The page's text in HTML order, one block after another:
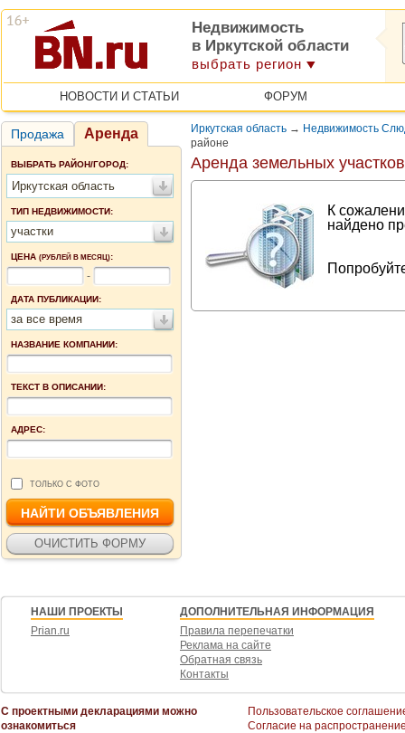
Недвижимость
в Иркутской области
выбрать регион
НОВОСТИ И СТАТЬИ ФОРУМ
Продажа Аренда
ВЫБРАТЬ РАЙОН/ГОРОД:
Иркутская область
ТИП НЕДВИЖИМОСТИ:
участки
ЦЕНА (РУБЛЕЙ В МЕСЯЦ):
-
ДАТА ПУБЛИКАЦИИ:
за все время
НАЗВАНИЕ КОМПАНИИ:
ТЕКСТ В ОПИСАНИИ:
АДРЕС:
ТОЛЬКО С ФОТО
Иркутская область → Недвижимость
районе
Аренда земельных
К
найдено
НАШИ ПРОЕКТЫ
Prian.ru
ДОПОЛНИТЕЛЬНАЯ ИНФОРМАЦИЯ
Правила перепечатки
Реклама на сайте
Обратная связь
Контакты
С проектными декларациями можно
ознакомиться
Пользовательское
Согласие на